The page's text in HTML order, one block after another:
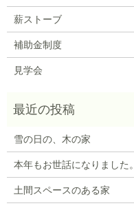
薪ストーブ
補助金制度
見学会
雪の日の、木の家
本年もお世話になりました。
土間スペースのある家